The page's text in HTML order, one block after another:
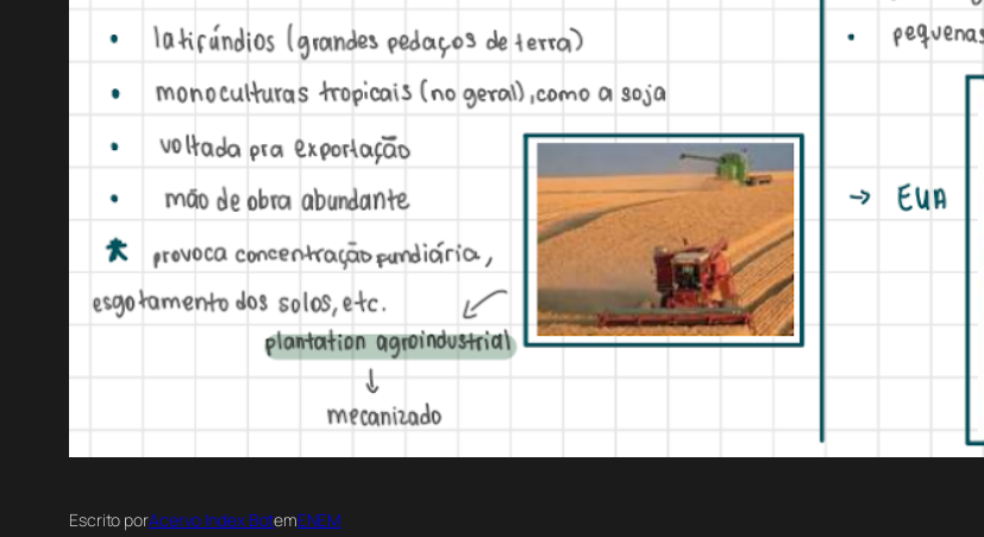
Escrito porAcervo Index BotemENEM